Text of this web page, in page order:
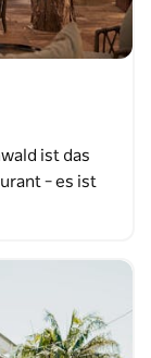
ist das
– es ist